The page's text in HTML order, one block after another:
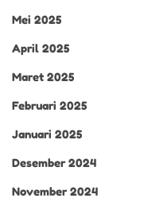
Mei 2025
April 2025
Maret 2025
Februari 2025
Januari 2025
Desember 2024
November 2024